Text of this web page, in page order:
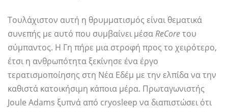
Τουλάχιστον αυτή η θρυμματισμός είναι θεματικά
συνεπής με αυτό που συμβαίνει μέσαReCoreτου
σύμπαντος. Η Γη πήρε μια στροφή προς το χειρότερο,
έτσι η ανθρωπότητα ξεκίνησε ένα έργο
τερατισμοποίησης στη Νέα Εδέμ με την ελπίδα να την
καθιστά κατοικήσιμη κάποια μέρα. Πρωταγωνιστής
Joule Adams ξυπνά από cryosleep να διαπιστώσει ότι